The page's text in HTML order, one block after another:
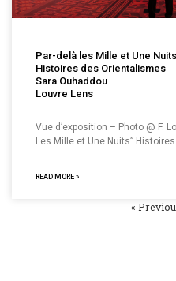
Par-delà les Mille et Une Nuits
Histoires des Orientalismes
Sara Ouhaddou
Louvre Lens
Vue d’exposition – Photo @ F.
Les Mille et Une Nuits”
READ MORE »
«